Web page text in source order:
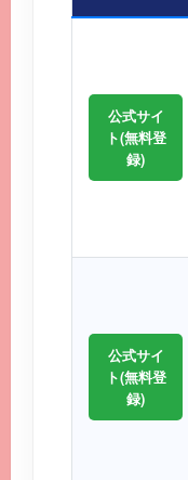
公式サイ
ト(無料登
録)
公式サイ
ト(無料登
録)